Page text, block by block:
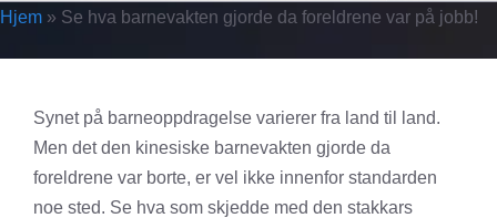
Hjem » Se hva barnevakten gjorde da foreldrene var på jobb!
Synet på barneoppdragelse varierer fra land til land.
Men det den kinesiske barnevakten gjorde da
foreldrene var borte, er vel ikke innenfor standarden
noe sted. Se hva som skjedde med den stakkars